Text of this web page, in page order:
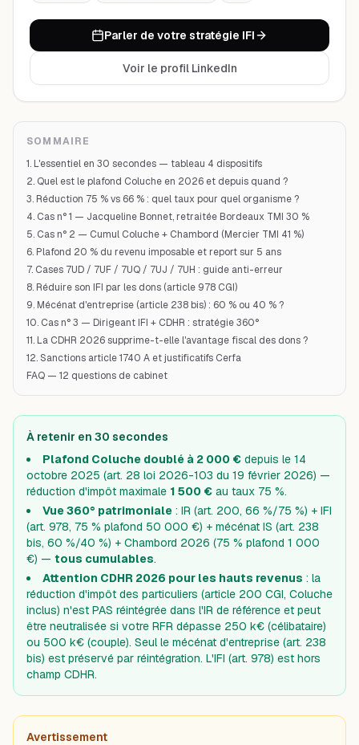
Parler de votre stratégie IFI
Voir le profil LinkedIn
SOMMAIRE
1. L'essentiel en 30 secondes — tableau 4 dispositifs
2. Quel est le plafond Coluche en 2026 et depuis quand ?
3. Réduction 75 % vs 66 % : quel taux pour quel organisme ?
4. Cas n° 1 — Jacqueline Bonnet, retraitée Bordeaux TMI 30 %
5. Cas n° 2 — Cumul Coluche + Chambord (Mercier TMI 41 %)
6. Plafond 20 % du revenu imposable et report sur 5 ans
7. Cases 7UD / 7UF / 7UQ / 7UJ / 7UH : guide anti-erreur
8. Réduire son IFI par les dons (article 978 CGI)
9. Mécénat d'entreprise (article 238 bis) : 60 % ou 40 % ?
10. Cas n° 3 — Dirigeant IFI + CDHR : stratégie 360°
11. La CDHR 2026 supprime-t-elle l'avantage fiscal des dons ?
12. Sanctions article 1740 A et justificatifs Cerfa
FAQ — 12 questions de cabinet
À retenir en 30 secondes
Plafond Coluche doublé à 2 000 € depuis le 14
octobre 2025 (art. 28 loi 2026-103 du 19 février 2026) —
réduction d'impôt maximale 1 500 € au taux 75 %.
Vue 360° patrimoniale : IR (art. 200, 66 %/75 %) + IFI
(art. 978, 75 % plafond 50 000 €) + mécénat IS (art. 238
bis, 60 %/40 %) + Chambord 2026 (75 % plafond 1 000
€) — tous cumulables.
Attention CDHR 2026 pour les hauts revenus : la
réduction d'impôt des particuliers (article 200 CGI, Coluche
inclus) n'est PAS réintégrée dans l'IR de référence et peut
être neutralisée si votre RFR dépasse 250 k€ (célibataire)
ou 500 k€ (couple). Seul le mécénat d'entreprise (art. 238
bis) est préservé par réintégration. L'IFI (art. 978) est hors
champ CDHR.
Avertissement